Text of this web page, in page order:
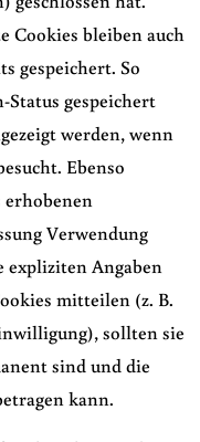
Cookies bleiben auch
gespeichert. So
Status gespeichert
werden, wenn
Ebenso
Verwendung
Angaben
mitteilen (z. B.
sollten sie
sind und die
kann.